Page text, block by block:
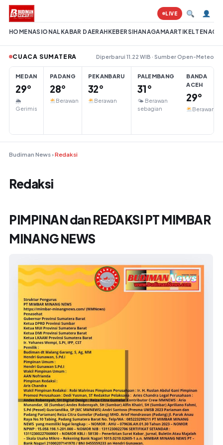
Lompat ke konten
HOMENASIONAL KABAR DAERAHKEBERSIHANAGAMAARTIKELTENAGA
LIVE
CUACA SUMATERA Diperbarui 11.22 WIB · Sumber Open-Meteo
MEDAN
29°
🌦
Gerimis
PADANG
28°
Berawan
PEKANBARU
32°
Berawan
PALEMBANG
31°
🌤 Berawan
sebagian
BANDA
ACEH
29°
Berawan
Budiman News ›Redaksi
Redaksi
PIMPINAN dan REDAKSI PT MIMBAR
MINANG NEWS